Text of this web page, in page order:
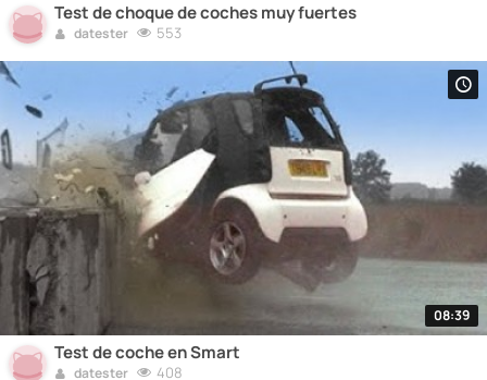
Test de choque de coches muy fuertes
datester 553
08:39
Test de coche en Smart
datester 408